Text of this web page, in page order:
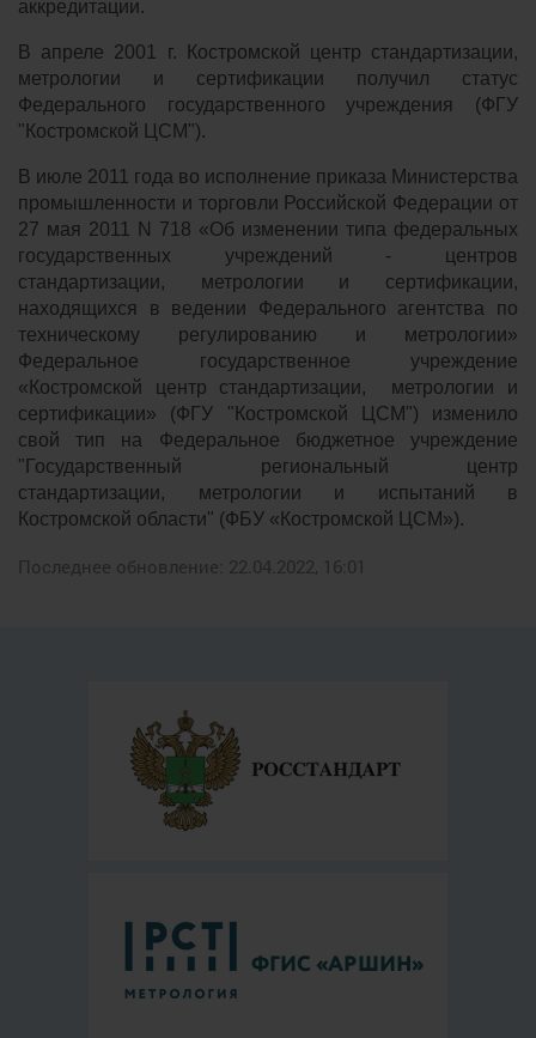
аккредитации.
В апреле 2001 г. Костромской центр стандартизации,
метрологии и сертификации получил статус
Федерального государственного учреждения (ФГУ
"Костромской ЦСМ").
В июле 2011 года во исполнение приказа Министерства
промышленности и торговли Российской Федерации от
27 мая 2011 N 718 «Об изменении типа федеральных
государственных учреждений - центров
стандартизации, метрологии и сертификации,
находящихся в ведении Федерального агентства по
техническому регулированию и метрологии»
Федеральное государственное учреждение
«Костромской центр стандартизации, метрологии и
сертификации» (ФГУ "Костромской ЦСМ") изменило
свой тип на Федеральное бюджетное учреждение
"Государственный региональный центр
стандартизации, метрологии и испытаний в
Костромской области" (ФБУ «Костромской ЦСМ»).
Последнее обновление: 22.04.2022, 16:01